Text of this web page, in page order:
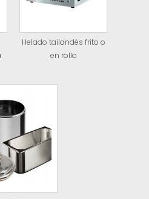
Helado tailandés frito o
en rollo